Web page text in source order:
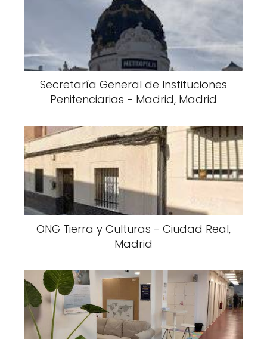
Secretaría General de Instituciones
Penitenciarias - Madrid, Madrid
ONG Tierra y Culturas - Ciudad Real,
Madrid